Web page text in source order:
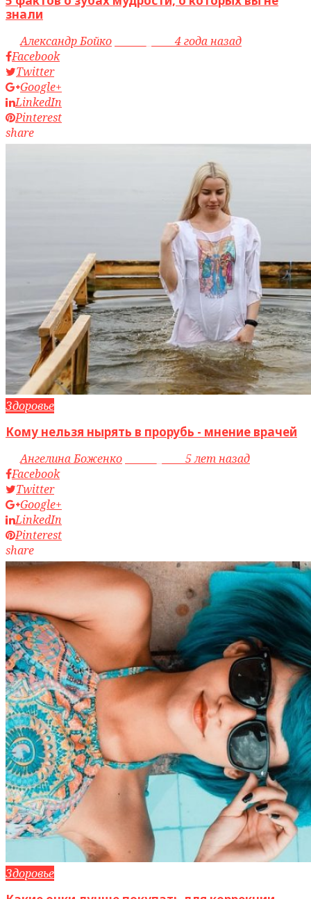
знали
byАлександр Бойко
4 года назад
Facebook
Twitter
Google+
LinkedIn
Pinterest
share
Здоровье
Кому нельзя нырять в прорубь - мнение врачей
byАнгелина Боженко
5 лет назад
Facebook
Twitter
Google+
LinkedIn
Pinterest
share
Здоровье